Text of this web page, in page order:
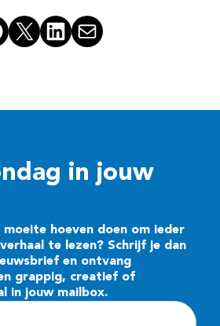
X LinkedInE-mail
in jouw
moeite hoeven doen om ieder
te lezen? Schrijf je dan
en ontvang
grappig, creatief of
in jouw mailbox.